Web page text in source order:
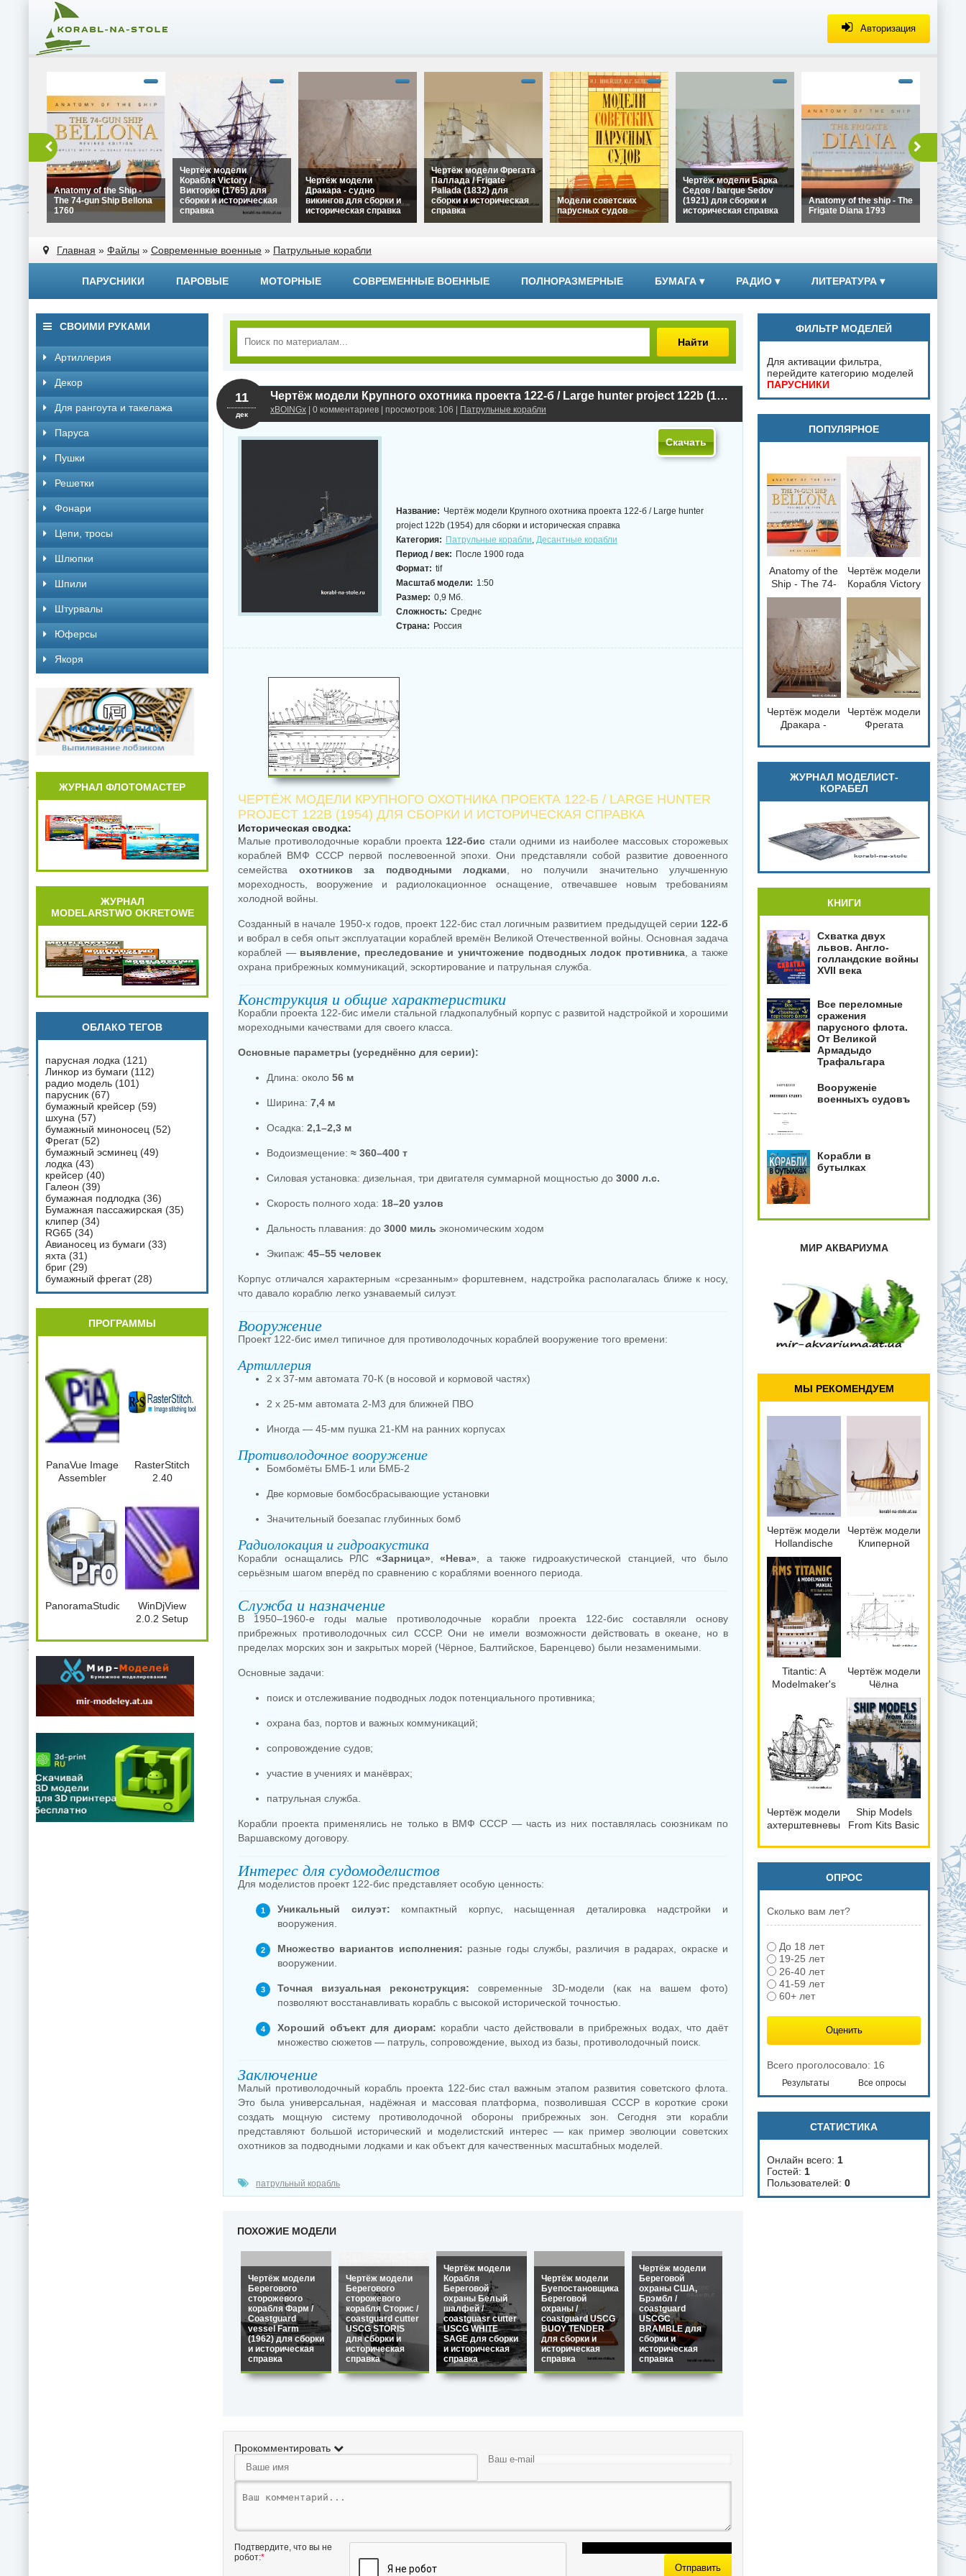
Авторизация
The 74-gun Ship Bellona
1760" width="320"
height="180">
Anatomy of the Ship -
The 74-gun Ship Bellona
1760
Виктория (1765) для
сборки и историческая
справка" width="320"
height="180">
Чертёж модели
Корабля Victory /
Виктория (1765) для
сборки и историческая
справка
Дракара - судно
викингов для сборки и
width="320"
Чертёж модели
Дракара - судно
викингов для сборки и
историческая справка
Frigate Pallada (1832)
для сборки и
историческая справка"
width="320"
Чертёж модели Фрегата
Паллада / Frigate
Pallada (1832) для
сборки и историческая
справка
парусных судов"
width="320"
Модели советских
парусных судов
width="320"
Чертёж модели Барка
Седов / barque Sedov
(1921) для сборки и
историческая справка
width="320"
height="180">
Anatomy of the ship - The
Frigate Diana 1793
сборки
Ла
Главная » Файлы » Современные военные » Патрульные корабли
ПАРУСНИКИ ПАРОВЫЕ МОТОРНЫЕ СОВРЕМЕННЫЕ ВОЕННЫЕ ПОЛНОРАЗМЕРНЫЕ БУМАГА ▾ РАДИО ▾ ЛИТЕРАТУРА ▾
Найти
Чертёж модели Крупного охотника проекта 122-б / Large hunter project 122b (1954) для сборки и историческая справка
xBOINGx | 0 комментариев | просмотров: 106 | Патрульные корабли
11
дек
Скачать
Название: Чертёж модели Крупного охотника проекта 122-б / Large hunter
project 122b (1954) для сборки и историческая справка
Категория: Патрульные корабли, Десантные корабли
Период / век: После 1900 года
Формат: tif
Масштаб модели: 1:50
Размер: 0,9 Мб.
Сложность: Среднє
Страна: Россия
ЧЕРТЁЖ МОДЕЛИ КРУПНОГО ОХОТНИКА ПРОЕКТА 122-Б / LARGE HUNTER
PROJECT 122B (1954) ДЛЯ СБОРКИ И ИСТОРИЧЕСКАЯ СПРАВКА
Историческая сводка:
Малые противолодочные корабли проекта 122-бис стали одними из наиболее массовых сторожевых
кораблей ВМФ СССР первой послевоенной эпохи. Они представляли собой развитие довоенного
семейства охотников за подводными лодками , но получили значительно улучшенную
мореходность, вооружение и радиолокационное оснащение, отвечавшее новым требованиям
холодной войны.
Созданный в начале 1950-х годов, проект 122-бис стал логичным развитием предыдущей серии 122-б
и вобрал в себя опыт эксплуатации кораблей времён Великой Отечественной войны. Основная задача
кораблей — выявление, преследование и уничтожение подводных лодок противника, а также
охрана прибрежных коммуникаций, эскортирование и патрульная служба.
Конструкция и общие характеристики
Корабли проекта 122-бис имели стальной гладкопалубный корпус с развитой надстройкой и хорошими
мореходными качествами для своего класса.
Основные параметры (усреднённо для серии):
Длина: около 56 м
Ширина: 7,4 м
Осадка: 2,1–2,3 м
Водоизмещение: ≈ 360–400 т
Силовая установка: дизельная, три двигателя суммарной мощностью до 3000 л.с.
Скорость полного хода: 18–20 узлов
Дальность плавания: до 3000 миль экономическим ходом
Экипаж: 45–55 человек
Корпус отличался характерным «срезанным» форштевнем, надстройка располагалась ближе к носу,
что давало кораблю легко узнаваемый силуэт.
Вооружение
Проект 122-бис имел типичное для противолодочных кораблей вооружение того времени:
Артиллерия
2 х 37-мм автомата 70-К (в носовой и кормовой частях)
2 х 25-мм автомата 2-М3 для ближней ПВО
Иногда — 45-мм пушка 21-КМ на ранних корпусах
Противолодочное вооружение
Бомбомёты БМБ-1 или БМБ-2
Две кормовые бомбосбрасывающие установки
Значительный боезапас глубинных бомб
Радиолокация и гидроакустика
Корабли оснащались РЛС «Зарница» ,«Нева» , а также гидроакустической станцией, что было
серьёзным шагом вперёд по сравнению с кораблями военного периода.
Служба и назначение
В 1950–1960-е годы малые противолодочные корабли проекта 122-бис составляли основу
прибрежных противолодочных сил СССР. Они не имели возможности действовать в океане, но в
пределах морских зон и закрытых морей (Чёрное, Балтийское, Баренцево) были незаменимыми.
Основные задачи:
поиск и отслеживание подводных лодок потенциального противника;
охрана баз, портов и важных коммуникаций;
сопровождение судов;
участие в учениях и манёврах;
патрульная служба.
Корабли проекта применялись не только в ВМФ СССР — часть из них поставлялась союзникам по
Варшавскому договору.
Интерес для судомоделистов
Для моделистов проект 122-бис представляет особую ценность:
Уникальный силуэт: компактный корпус, насыщенная деталировка надстройки и
вооружения.
Множество вариантов исполнения: разные годы службы, различия в радарах, окраске и
вооружении.
Точная визуальная реконструкция: современные 3D-модели (как на вашем фото)
позволяют восстанавливать корабль с высокой исторической точностью.
Хороший объект для диорам: корабли часто действовали в прибрежных водах, что даёт
множество сюжетов — патруль, сопровождение, выход из базы, противолодочный поиск.
Заключение
Малый противолодочный корабль проекта 122-бис стал важным этапом развития советского флота.
Это была универсальная, надёжная и массовая платформа, позволившая СССР в короткие сроки
создать мощную систему противолодочной обороны прибрежных зон. Сегодня эти корабли
представляют большой исторический и моделистский интерес — как пример эволюции советских
охотников за подводными лодками и как объект для качественных масштабных моделей.
патрульный корабль
ПОХОЖИЕ МОДЕЛИ
Чертёж модели
Берегового
сторожевого
корабля Фарм /
Coastguard
vessel Farm
(1962) для сборки
и историческая
справка
Чертёж модели
Берегового
сторожевого
корабля Сторис /
coastguard cutter
USCG STORIS
для сборки и
историческая
справка
Чертёж модели
Корабля
Береговой
охраны Белый
шалфей /
coastguasr cutter
USCG WHITE
SAGE для сборки
и историческая
справка
Чертёж модели
Буепостановщика
Береговой
охраны /
coastguard USCG
BUOY TENDER
для сборки и
историческая
справка
Чертёж модели
Береговой
охраны США,
Брэмбл /
coastguard
USCGC
BRAMBLE для
сборки и
историческая
справка
Прокомментировать
Подтвердите, что вы не
робот:*
Отправить
СВОИМИ РУКАМИ
Артиллерия
Декор
Для рангоута и такелажа
Паруса
Пушки
Решетки
Фонари
Цепи, тросы
Шлюпки
Шпили
Штурвалы
Юферсы
Якоря
ЖУРНАЛ ФЛОТОМАСТЕР
ЖУРНАЛ
MODELARSTWO OKRETOWE
ОБЛАКО ТЕГОВ
парусная лодка (121)
Линкор из бумаги (112)
радио модель (101)
парусник (67)
бумажный крейсер (59)
шхуна (57)
бумажный миноносец (52)
Фрегат(52)
бумажный эсминец (49)
лодка (43)
крейсер (40)
Галеон (39)
бумажная подлодка (36)
Бумажная пассажирская (35)
клипер (34)
RG65 (34)
Авианосец из бумаги (33)
яхта (31)
бриг (29)
бумажный фрегат(28)
ПРОГРАММЫ
PanaVue Image
Assembler
RasterStitch
2.40
PanoramaStudio2Pro.2.5.0.164.x86.Port
WinDjView
2.0.2 Setup
ФИЛЬТР МОДЕЛЕЙ
Для активации фильтра,
перейдите категорию моделей
ПАРУСНИКИ
ПОПУЛЯРНОЕ
loading="lazy"
decoding="async"
Anatomy of the
Ship - The 74-
gun Ship
loading="lazy"
decoding="async"
Чертёж модели
Корабля Victory
/ Виктория
сборки и
историческая
справка
loading="lazy"
decoding="async"
fetchpriority="low">
Чертёж модели
Дракара -
для сборки и
историческая
справка
loading="lazy"
decoding="async"
fetchpriority="low">
Чертёж модели
Фрегата
Frigate Pallada
(1832) для
сборки и
историческая
справка
ЖУРНАЛ МОДЕЛИСТ-
КОРАБЕЛ
КНИГИ
Схватка двух
львов. Англо-
голландские войны
XVII века
Все переломные
сражения
парусного флота.
От Великой
Армадыдо
Трафальгара
Вооруженiе
военныхъ судовъ
Корабли в
бутылках
МИР АКВАРИУМА
МЫ РЕКОМЕНДУЕМ
Чертёж модели
Hollandische
Galiot /
Голландская
галиот (1800)
для сборки и
историческая
справка
Чертёж модели
Клиперной
сборки и
историческая
справка
Titantic: A
Modelmaker's
Чертёж модели
Чёлна
Новгородский
(XVII век) для
сборки и
историческая
справка
Чертёж модели
ахтерштевневый
галеон
Heksmerk
(XVII) для
сборки и
справка
Ship Models
From Kits Basic
Techniques for
Small Scales
ОПРОС
Сколько вам лет?
До 18 лет
19-25 лет
26-40 лет
41-59 лет
60+ лет
Всего проголосовало: 16
Результаты Все опросы
СТАТИСТИКА
Онлайн всего: 1
Гостей: 1
Пользователей: 0